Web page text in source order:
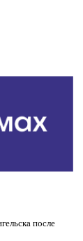
после